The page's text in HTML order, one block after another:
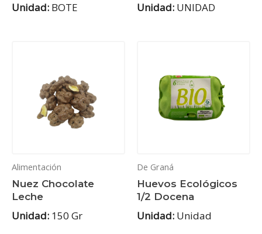
Unidad: BOTE Unidad: UNIDAD
Alimentación
Nuez Chocolate
Leche
Unidad: 150 Gr
De Graná
Huevos Ecológicos
1/2 Docena
Unidad: Unidad